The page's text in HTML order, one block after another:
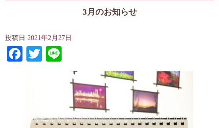
3月のお知らせ
投稿日 2021年2月27日
Facebook
Twitter